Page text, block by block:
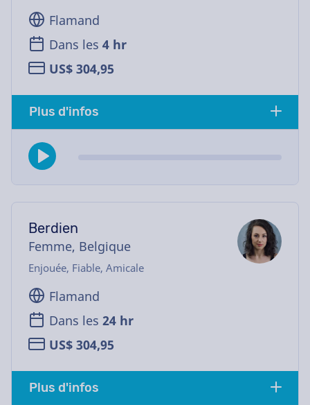
Flamand
Dans les 4 hr
US$ 304,95
Plus d'infos
Berdien
Femme, Belgique
Enjouée, Fiable, Amicale
Flamand
Dans les 24 hr
US$ 304,95
Plus d'infos